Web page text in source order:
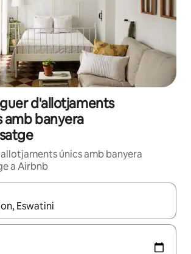
d'allotjaments
amb banyera
únics amb banyera
a Airbnb
estiguin disponibles, podràs navegar-hi a